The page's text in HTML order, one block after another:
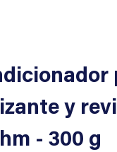
y
- 300 g